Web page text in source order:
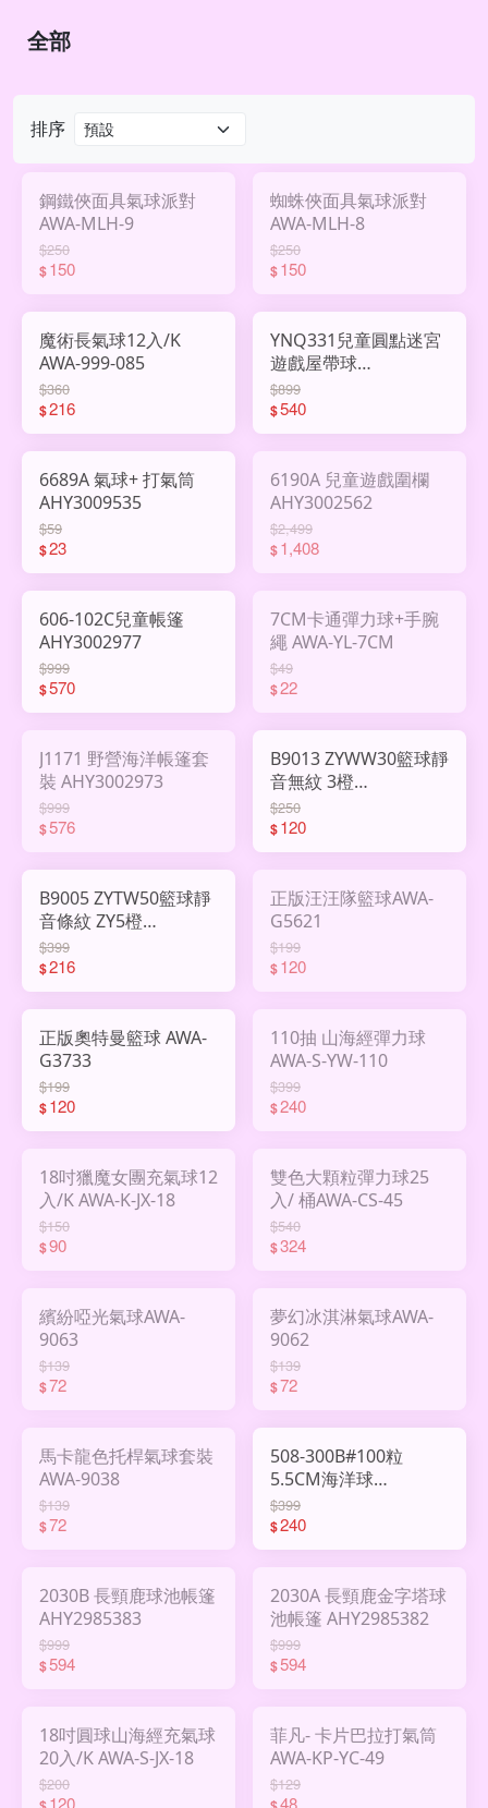
排序
鋼鐵俠面具氣球派對
AWA-MLH-9
$250
$150
蜘蛛俠面具氣球派對
AWA-MLH-8
$250
$150
魔術長氣球12入/K
AWA-999-085
$360
$216
YNQ331兒童圓點迷宮
遊戲屋帶球
AHY3009843
$899
$540
6689A 氣球+ 打氣筒
AHY3009535
$59
$23
6190A 兒童遊戲圍欄
AHY3002562
$2,499
$1,408
606-102C兒童帳篷
AHY3002977
$999
$570
7CM卡通彈力球+手腕
繩 AWA-YL-7CM
$49
$22
J1171 野營海洋帳篷套
裝 AHY3002973
$999
$576
B9013 ZYWW30籃球靜
音無紋 3橙
AHY3002765
$250
$120
B9005 ZYTW50籃球靜
音條紋 ZY5橙
AHY3002764
$399
$216
正版汪汪隊籃球AWA-
G5621
$199
$120
正版奧特曼籃球 AWA-
G3733
$199
$120
110抽 山海經彈力球
AWA-S-YW-110
$399
$240
18吋獵魔女團充氣球12
入/K AWA-K-JX-18
$150
$90
雙色大顆粒彈力球25
入/ 桶AWA-CS-45
$540
$324
繽紛啞光氣球AWA-
9063
$139
$72
夢幻冰淇淋氣球AWA-
9062
$139
$72
馬卡龍色托桿氣球套裝
AWA-9038
$139
$72
508-300B#100粒
5.5CM海洋球
AHY2985999
$399
$240
2030B 長頸鹿球池帳篷
AHY2985383
$999
$594
2030A 長頸鹿金字塔球
池帳篷 AHY2985382
$999
$594
18吋圓球山海經充氣球
20入/K AWA-S-JX-18
$200
120
菲凡- 卡片巴拉打氣筒
AWA-KP-YC-49
$129
48
全部